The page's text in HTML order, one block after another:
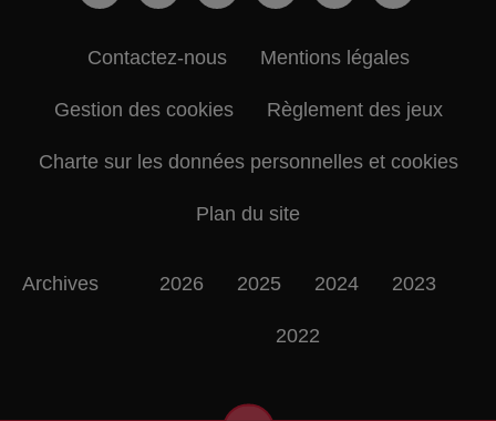
Contactez-nous Mentions légales
Gestion des cookies Règlement des jeux
Charte sur les données personnelles et cookies
Plan du site
Archives 2026 2025 2024 2023
2022